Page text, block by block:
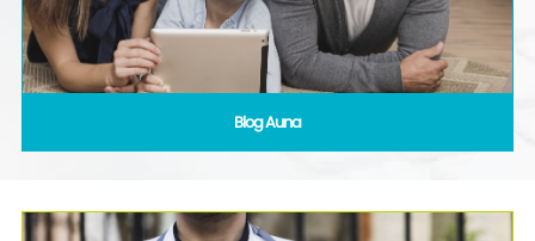
Blog Auna